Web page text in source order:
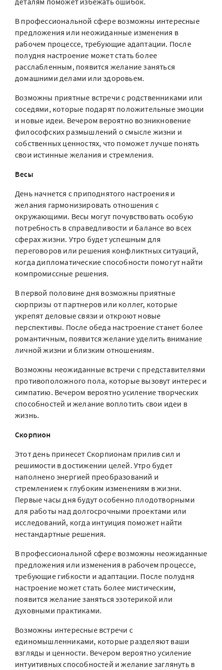
В профессиональной сфере возможны интересные
предложения или неожиданные изменения в
рабочем процессе, требующие адаптации. После
полудня настроение может стать более
расслабленным, появится желание заняться
домашними делами или здоровьем.
Возможны приятные встречи с родственниками или
соседями, которые подарят положительные эмоции
и новые идеи. Вечером вероятно возникновение
философских размышлений о смысле жизни и
собственных ценностях, что поможет лучше понять
свои истинные желания и стремления.
Весы
День начнется с приподнятого настроения и
желания гармонизировать отношения с
окружающими. Весы могут почувствовать особую
потребность в справедливости и балансе во всех
сферах жизни. Утро будет успешным для
переговоров или решения конфликтных ситуаций,
когда дипломатические способности помогут найти
компромиссные решения.
В первой половине дня возможны приятные
сюрпризы от партнеров или коллег, которые
укрепят деловые связи и откроют новые
перспективы. После обеда настроение станет более
романтичным, появится желание уделить внимание
личной жизни и близким отношениям.
Возможны неожиданные встречи с представителями
противоположного пола, которые вызовут интерес и
симпатию. Вечером вероятно усиление творческих
способностей и желание воплотить свои идеи в
жизнь.
Скорпион
Этот день принесет Скорпионам прилив сил и
решимости в достижении целей. Утро будет
наполнено энергией преобразований и
стремлением к глубоким изменениям в жизни.
Первые часы дня будут особенно плодотворными
для работы над долгосрочными проектами или
исследований, когда интуиция поможет найти
нестандартные решения.
В профессиональной сфере возможны неожиданные
предложения или изменения в рабочем процессе,
требующие гибкости и адаптации. После полудня
настроение может стать более мистическим,
появится желание заняться эзотерикой или
духовными практиками.
Возможны интересные встречи с
единомышленниками, которые разделяют ваши
взгляды и ценности. Вечером вероятно усиление
интуитивных способностей и желание заглянуть в